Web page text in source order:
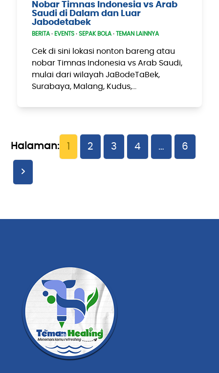
Nobar Timnas Indonesia vs Arab
Saudi di Dalam dan Luar
Jabodetabek
BERITA· EVENTS· SEPAK BOLA· TEMAN LAINNYA
Cek di sini lokasi nonton bareng atau
nobar Timnas Indonesia vs Arab Saudi,
mulai dari wilayah JaBodeTaBek,
Surabaya, Malang, Kudus,…
PagePage
2 Page
3 Page
4 … Page
6
Next